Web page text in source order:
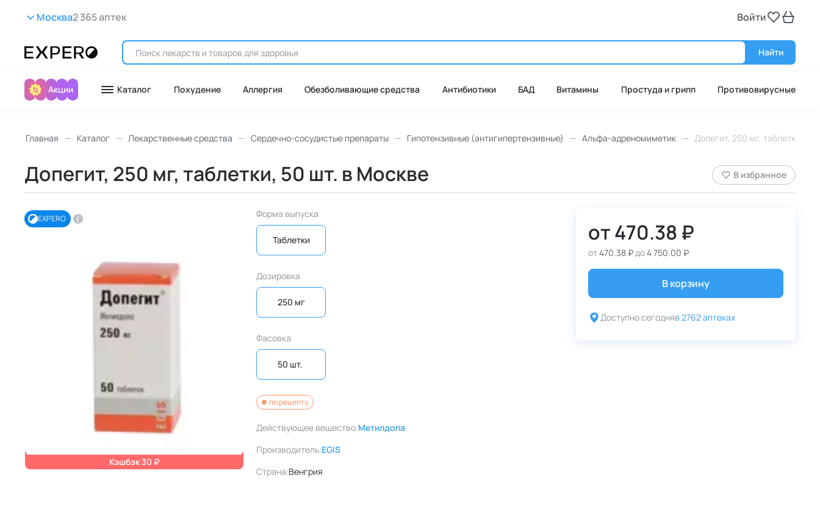
Москва2 365 аптек Войти
Найти
Акции Каталог Похудение Аллергия Обезболивающие средства Антибиотики БАД Витамины Простуда и грипп Противовирусные
Главная Каталог Лекарственные средства Сердечно-сосудистые препараты Гипотензивные (антигипертензивные) Альфа-адреномиметик Допегит, 250 мг, таблетки, 50
Допегит, 250 мг, таблетки, 50 шт. в Москве В избранное
EXPERO
Кэшбэк 30 ₽
Форма выпуска
Таблетки
Дозировка
250 мг
Фасовка
50 шт.
по рецепту
Действующее вещество:Метилдопа
Производитель:EGIS
Страна:Венгрия
от470.38 ₽
от470.38 ₽до4 750.00 ₽
В корзину
Доступно сегодняв 2762 аптеках